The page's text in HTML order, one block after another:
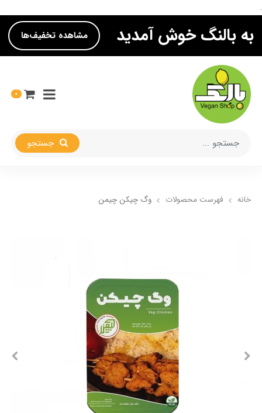
.
به بالنگ خوش آمدید مشاهده تخفیف‌ها
0
خانه فهرست محصولات وگ چیکن چیمن